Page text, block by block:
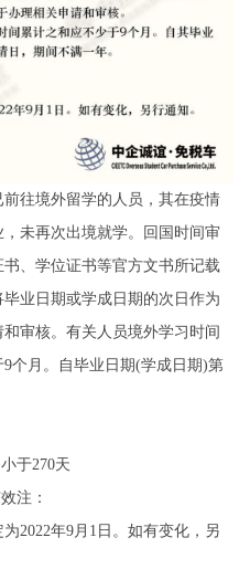
往境外留学的人员，其在疫情
未再次出境就学。回国时间审
、学位证书等官方文书所记载
业日期或学成日期的次日作为
审核。有关人员境外学习时间
个月。自毕业日期(学成日期)第
于270天
注：
2022年9月1日。如有变化，另